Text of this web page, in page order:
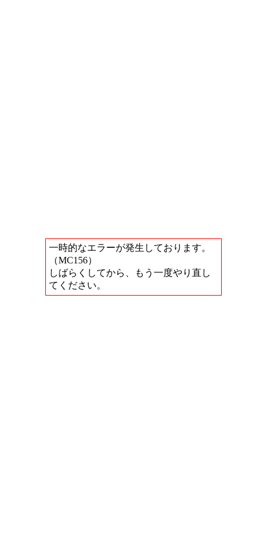
一時的なエラーが発生しております。
（MC156）
しばらくしてから、もう一度やり直し
てください。